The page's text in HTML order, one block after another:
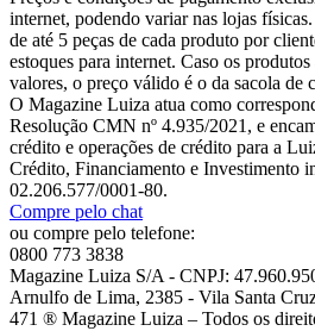
internet, podendo variar nas lojas
de até 5 peças de cada produto por
estoques para internet. Caso os
valores, o preço válido é o da sacola de
O Magazine Luiza atua como
Resolução CMN nº 4.935/2021, e
crédito e operações de crédito para a
Crédito, Financiamento e Investimento
02.206.577/0001-80.
Compre pelo chat
ou compre pelo telefone:
0800 773 3838
Magazine Luiza S/A - CNPJ:
Arnulfo de Lima, 2385 - Vila Santa
471 ® Magazine Luiza – Todos os